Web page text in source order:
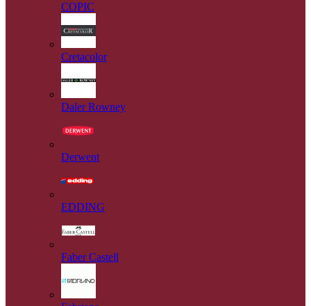
COPIC
Cretacolor
Daler Rowney
Derwent
EDDING
Faber Castell